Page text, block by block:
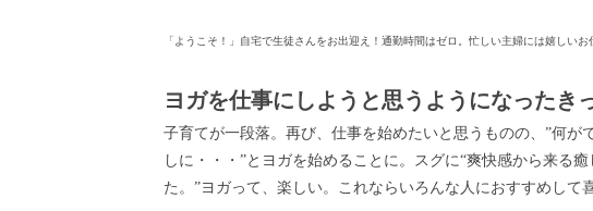
「ようこそ！」自宅で生徒さんをお出迎え！通勤時間はゼロ。忙しい主婦には嬉し
ヨガを仕事にしようと思うようになったき
子育てが一段落。再び、仕事を始めたいと思うものの、”何
しに・・・”とヨガを始めることに。スグに“爽快感から来る
た。”ヨガって、楽しい。これならいろんな人におすすめし